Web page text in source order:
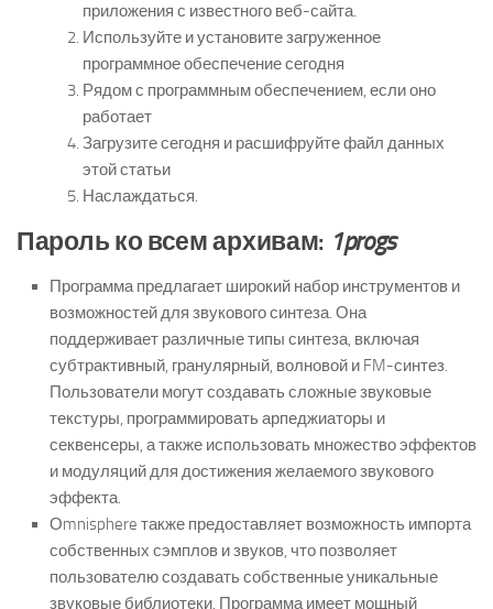
приложения с известного веб-сайта.
Используйте и установите загруженное
программное обеспечение сегодня
Рядом с программным обеспечением, если оно
работает
Загрузите сегодня и расшифруйте файл данных
этой статьи
Наслаждаться.
Пароль ко всем архивам: 1progs
Программа предлагает широкий набор инструментов и
возможностей для звукового синтеза. Она
поддерживает различные типы синтеза, включая
субтрактивный, гранулярный, волновой и FM-синтез.
Пользователи могут создавать сложные звуковые
текстуры, программировать арпеджиаторы и
секвенсеры, а также использовать множество эффектов
и модуляций для достижения желаемого звукового
эффекта.
Оmnisphere также предоставляет возможность импорта
собственных сэмплов и звуков, что позволяет
пользователю создавать собственные уникальные
звуковые библиотеки. Программа имеет мощный